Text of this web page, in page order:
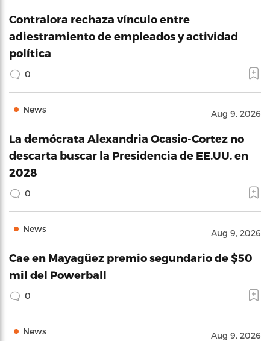
Contralora rechaza vínculo entre
adiestramiento de empleados y actividad
política
0
News Aug 9, 2026
La demócrata Alexandria Ocasio-Cortez no
descarta buscar la Presidencia de EE.UU. en
2028
0
News Aug 9, 2026
Cae en Mayagüez premio segundario de $50
mil del Powerball
0
News Aug 9, 2026